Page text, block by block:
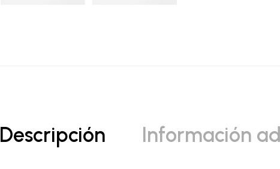
Descripción Información